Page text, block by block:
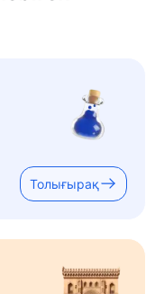
Толығырақ